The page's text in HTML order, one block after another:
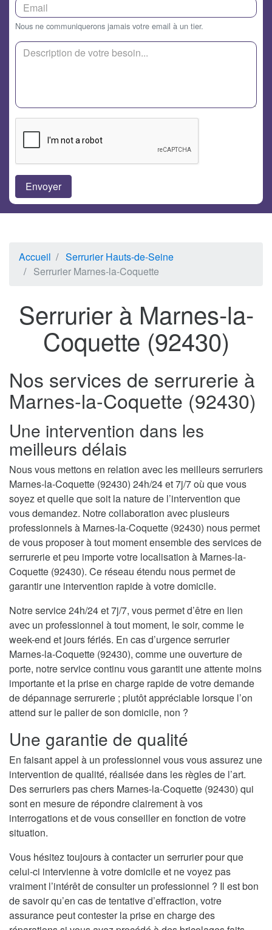
Nous ne communiquerons jamais votre email à un tier.
Accueil
Serrurier Hauts-de-Seine
Serrurier Marnes-la-Coquette
Serrurier à Marnes-la-
Coquette (92430)
Nos services de serrurerie à
Marnes-la-Coquette (92430)
Une intervention dans les
meilleurs délais
Nous vous mettons en relation avec les meilleurs serruriers
Marnes-la-Coquette (92430) 24h/24 et 7j/7 où que vous
soyez et quelle que soit la nature de l’intervention que
vous demandez. Notre collaboration avec plusieurs
professionnels à Marnes-la-Coquette (92430) nous permet
de vous proposer à tout moment ensemble des services de
serrurerie et peu importe votre localisation à Marnes-la-
Coquette (92430). Ce réseau étendu nous permet de
garantir une intervention rapide à votre domicile.
Notre service 24h/24 et 7j/7, vous permet d’être en lien
avec un professionnel à tout moment, le soir, comme le
week-end et jours fériés. En cas d’urgence serrurier
Marnes-la-Coquette (92430), comme une ouverture de
porte, notre service continu vous garantit une attente moins
importante et la prise en charge rapide de votre demande
de dépannage serrurerie ; plutôt appréciable lorsque l’on
attend sur le palier de son domicile, non ?
Une garantie de qualité
En faisant appel à un professionnel vous vous assurez une
intervention de qualité, réalisée dans les règles de l’art.
Des serruriers pas chers Marnes-la-Coquette (92430) qui
sont en mesure de répondre clairement à vos
interrogations et de vous conseiller en fonction de votre
situation.
Vous hésitez toujours à contacter un serrurier pour que
celui-ci intervienne à votre domicile et ne voyez pas
vraiment l’intérêt de consulter un professionnel ? Il est bon
de savoir qu’en cas de tentative d’effraction, votre
assurance peut contester la prise en charge des